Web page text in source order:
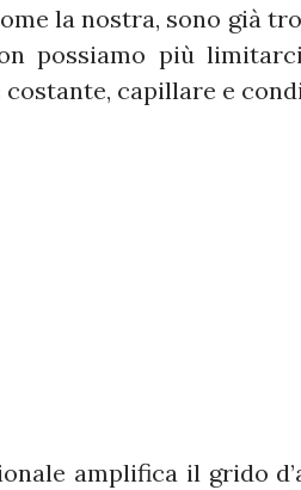
la nostra, sono già
possiamo più
costante, capillare e
amplifica il grido